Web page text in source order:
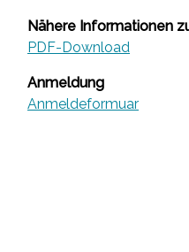
Nähere Informationen
PDF-Download
Anmeldung
Anmeldeformuar